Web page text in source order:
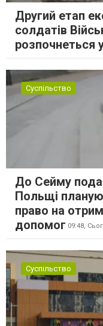
Другий етап
солдатів
розпочнеться
Суспільство
До Сейму
Польщі
право на
допомог 09:48,
Суспільство